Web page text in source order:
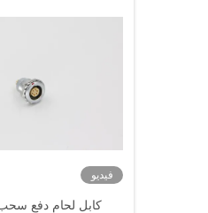
فيديو
كابل لحام دفع سحب